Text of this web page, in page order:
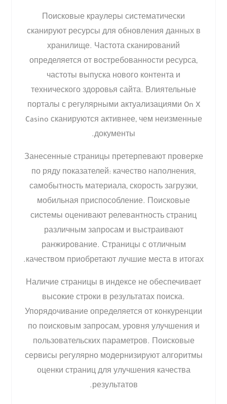
Поисковые краулеры систематически
сканируют ресурсы для обновления данных в
хранилище. Частота сканирований
определяется от востребованности ресурса,
частоты выпуска нового контента и
технического здоровья сайта. Влиятельные
порталы с регулярными актуализациями On X
Casino сканируются активнее, чем неизменные
документы.
Занесенные страницы претерпевают проверке
по ряду показателей: качество наполнения,
самобытность материала, скорость загрузки,
мобильная приспособление. Поисковые
системы оценивают релевантность страниц
различным запросам и выстраивают
ранжирование. Страницы с отличным
качеством приобретают лучшие места в итогах.
Наличие страницы в индексе не обеспечивает
высокие строки в результатах поиска.
Упорядочивание определяется от конкуренции
по поисковым запросам, уровня улучшения и
пользовательских параметров. Поисковые
сервисы регулярно модернизируют алгоритмы
оценки страниц для улучшения качества
результатов.